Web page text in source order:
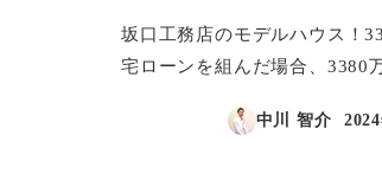
坂口工務店のモデルハウス！
宅ローンを組んだ場合、
中川 智介
投稿